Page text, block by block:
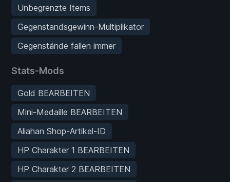
Unbegrenzte Items
Gegenstandsgewinn-Multiplikator
Gegenstände fallen immer
Stats-Mods
Gold BEARBEITEN
Mini-Medaille BEARBEITEN
Aliahan Shop-Artikel-ID
HP Charakter 1 BEARBEITEN
HP Charakter 2 BEARBEITEN